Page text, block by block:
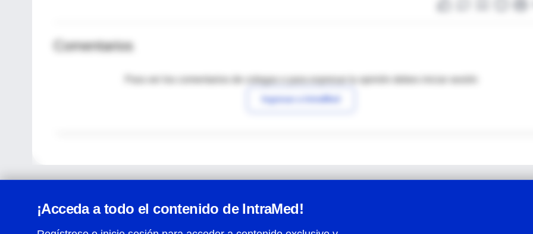
Comentarios
Para ver los comentarios de colegas o para expresar tu opinión debes iniciar sesión
Ingresar a IntraMed
¡Acceda a todo el contenido de IntraMed!